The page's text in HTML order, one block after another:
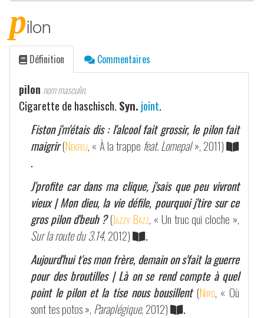
pilon
Définition Commentaires
pilon nom masculin.
Cigarette de haschisch. Syn. joint.
Fiston j'm'étais dis : l'alcool fait grossir, le pilon fait
maigrir (Nekfeu, « À la trappe feat. Lomepal», 2011)
.
J'profite car dans ma clique, j'sais que peu vivront
vieux | Mon dieu, la vie défile, pourquoi j'tire sur ce
gros pilon d'beuh ? (Jazzy Bazz, « Un truc qui cloche »,
Sur la route du 3.14, 2012)
.
Aujourd'hui t'es mon frère, demain on s'fait la guerre
pour des broutilles | Là on se rend compte à quel
point le pilon et la tise nous bousillent (Niro, « Où
sont tes potos », Paraplégique, 2012)
.